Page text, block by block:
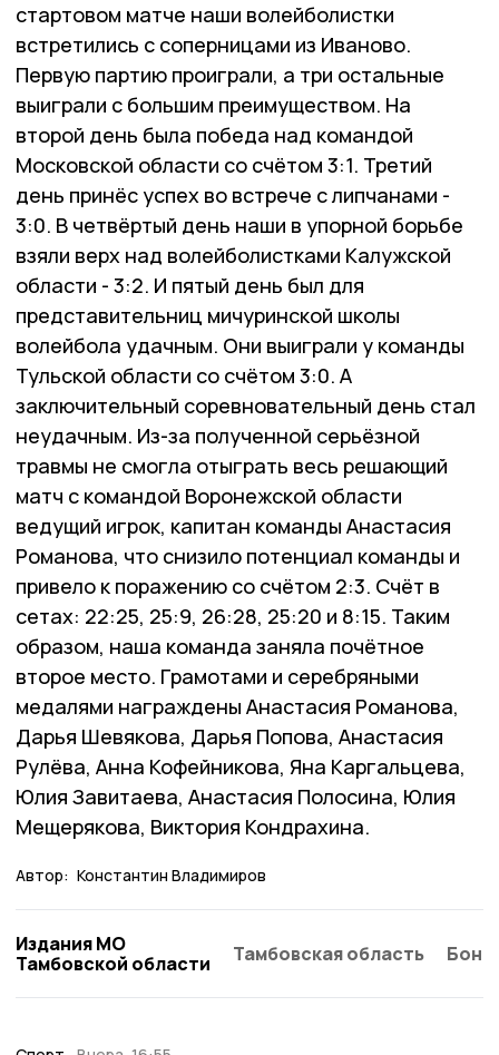
стартовом матче наши волейболистки
встретились с соперницами из Иваново.
Первую партию проиграли, а три остальные
выиграли с большим преимуществом. На
второй день была победа над командой
Московской области со счётом 3:1. Третий
день принёс успех во встрече с липчанами -
3:0. В четвёртый день наши в упорной борьбе
взяли верх над волейболистками Калужской
области - 3:2. И пятый день был для
представительниц мичуринской школы
волейбола удачным. Они выиграли у команды
Тульской области со счётом 3:0. А
заключительный соревновательный день стал
неудачным. Из-за полученной серьёзной
травмы не смогла отыграть весь решающий
матч с командой Воронежской области
ведущий игрок, капитан команды Анастасия
Романова, что снизило потенциал команды и
привело к поражению со счётом 2:3. Счёт в
сетах: 22:25, 25:9, 26:28, 25:20 и 8:15. Таким
образом, наша команда заняла почётное
второе место. Грамотами и серебряными
медалями награждены Анастасия Романова,
Дарья Шевякова, Дарья Попова, Анастасия
Рулёва, Анна Кофейникова, Яна Каргальцева,
Юлия Завитаева, Анастасия Полосина, Юлия
Мещерякова, Виктория Кондрахина.
Автор: Константин Владимиров
Издания МО
Тамбовской области
Тамбовская область